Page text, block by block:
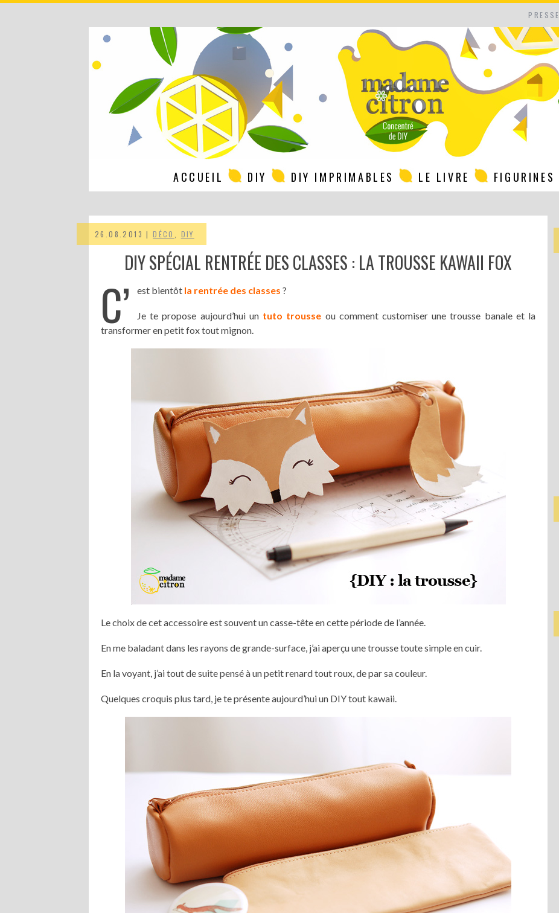
PRESSE
ACCUEIL DIY DIY IMPRIMABLES LE LIVRE FIGURINES
26.08.2013 |DÉCO DIY
DIY SPÉCIAL RENTRÉE DES CLASSES : LA TROUSSE KAWAII FOX
C’ est bientôt la rentrée des classes ?
Je te propose aujourd’hui un tuto trousse ou comment customiser une trousse banale et la
transformer en petit fox tout mignon.
Le choix de cet accessoire est souvent un casse-tête en cette période de l’année.
En me baladant dans les rayons de grande-surface, j’ai aperçu une trousse toute simple en cuir.
En la voyant, j’ai tout de suite pensé à un petit renard tout roux, de par sa couleur.
Quelques croquis plus tard, je te présente aujourd’hui un DIY tout kawaii.